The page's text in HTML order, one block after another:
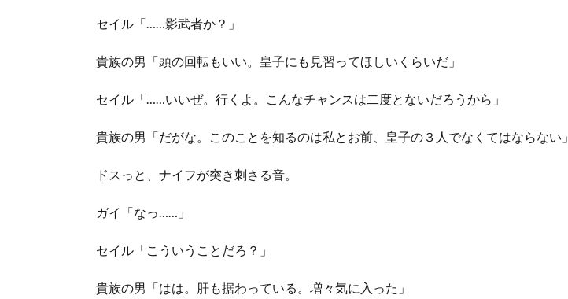
セイル「……影武者か？」
貴族の男「頭の回転もいい。皇子にも見習ってほしいくらいだ」
セイル「……いいぜ。行くよ。こんなチャンスは二度とないだろうから」
貴族の男「だがな。このことを知るのは私とお前、皇子の３人でなくてはならない」
ドスっと、ナイフが突き刺さる音。
ガイ「なっ……」
セイル「こういうことだろ？」
貴族の男「はは。肝も据わっている。増々気に入った」